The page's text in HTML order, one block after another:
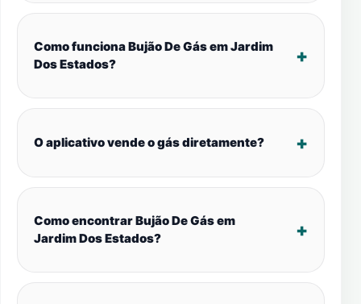
Como funciona Bujão De Gás em Jardim
Dos Estados?
O aplicativo vende o gás diretamente?
Como encontrar Bujão De Gás em
Jardim Dos Estados?